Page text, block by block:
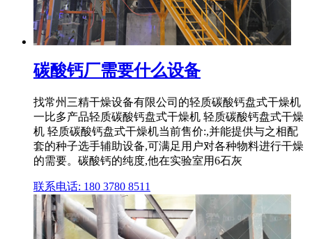
碳酸钙厂需要什么设备
找常州三精干燥设备有限公司的轻质碳酸钙盘式干燥机
一比多产品轻质碳酸钙盘式干燥机 轻质碳酸钙盘式干燥
机 轻质碳酸钙盘式干燥机当前售价:,并能提供与之相配
套的种子选手辅助设备,可满足用户对各种物料进行干燥
的需要。碳酸钙的纯度,他在实验室用6石灰
联系电话: 180 3780 8511